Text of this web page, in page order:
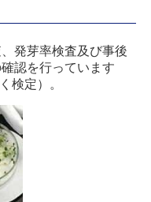
発芽率検査及び事後
認を行っています
検定）。